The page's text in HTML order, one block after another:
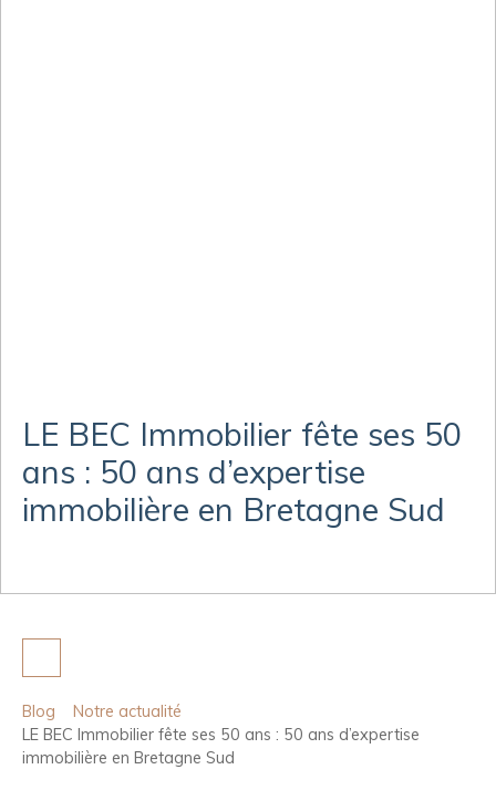
LE BEC Immobilier fête ses 50
ans : 50 ans d’expertise
immobilière en Bretagne Sud
Blog
Notre actualité
LE BEC Immobilier fête ses 50 ans : 50 ans d’expertise
immobilière en Bretagne Sud